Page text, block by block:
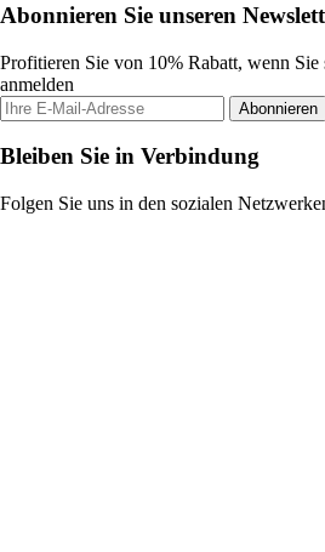
Abonnieren Sie unseren
Profitieren Sie von 10% Rabatt, wenn
anmelden
Abonnieren
Bleiben Sie in Verbindung
Folgen Sie uns in den sozialen